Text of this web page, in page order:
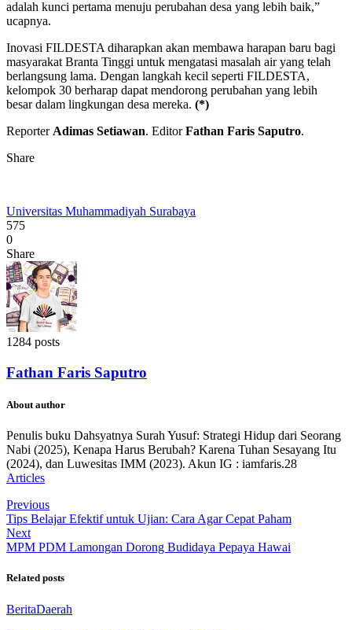
adalah kunci pertama menuju perubahan desa yang lebih baik,”
ucapnya.
Inovasi FILDESTA diharapkan akan membawa harapan baru bagi
masyarakat Branta Tinggi untuk mengatasi masalah air yang telah
berlangsung lama. Dengan langkah kecil seperti FILDESTA,
kelompok 30 berharap dapat mendorong perubahan yang lebih
besar dalam lingkungan desa mereka. (*)
Reporter Adimas Setiawan. EditorFathan Faris Saputro.
Share
Universitas Muhammadiyah Surabaya
575
0
Share
1284 posts
Fathan Faris Saputro
About author
Penulis buku Dahsyatnya Surah Yusuf: Strategi Hidup dari Seorang
Nabi (2025), Kenapa Harus Berubah? Karena Tuhan Sesayang Itu
(2024), dan Luwesitas IMM (2023). Akun IG : iamfaris.28
Articles
Previous
Tips Belajar Efektif untuk Ujian: Cara Agar Cepat Paham
Next
MPM PDM Lamongan Dorong Budidaya Pepaya Hawai
Related posts
BeritaDaerah